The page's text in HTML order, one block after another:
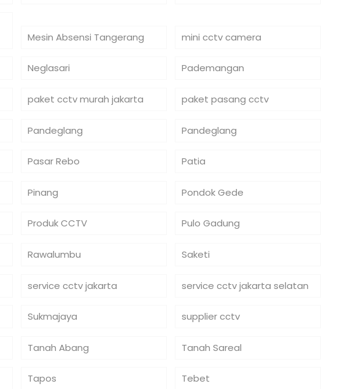
Mesin Absensi Tangerang mini cctv camera
Neglasari Pademangan
paket cctv murah jakarta paket pasang cctv
Pandeglang Pandeglang
Pasar Rebo Patia
Pinang Pondok Gede
Produk CCTV Pulo Gadung
Rawalumbu Saketi
service cctv jakarta service cctv jakarta selatan
Sukmajaya supplier cctv
Tanah Abang Tanah Sareal
Tapos Tebet